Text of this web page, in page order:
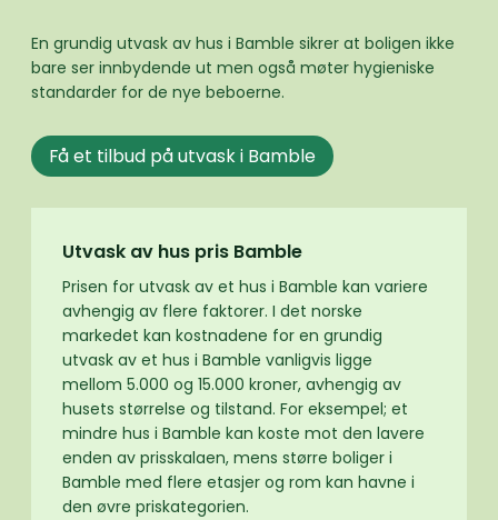
En grundig utvask av hus i Bamble sikrer at boligen ikke
bare ser innbydende ut men også møter hygieniske
standarder for de nye beboerne.
Få et tilbud på utvask i Bamble
Utvask av hus pris Bamble
Prisen for utvask av et hus i Bamble kan variere
avhengig av flere faktorer. I det norske
markedet kan kostnadene for en grundig
utvask av et hus i Bamble vanligvis ligge
mellom 5.000 og 15.000 kroner, avhengig av
husets størrelse og tilstand. For eksempel; et
mindre hus i Bamble kan koste mot den lavere
enden av prisskalaen, mens større boliger i
Bamble med flere etasjer og rom kan havne i
den øvre priskategorien.